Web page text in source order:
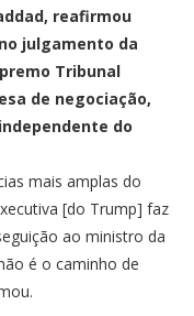
reafirmou
julgamento da
Tribunal
de negociação,
do
mais amplas do
[do Trump] faz
ao ministro da
é o caminho de